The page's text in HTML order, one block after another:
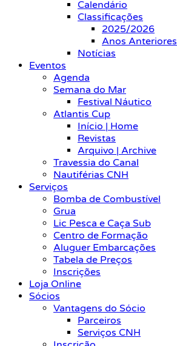
Calendário
Classificações
2025/2026
Anos Anteriores
Notícias
Eventos
Agenda
Semana do Mar
Festival Náutico
Atlantis Cup
Início | Home
Revistas
Arquivo | Archive
Travessia do Canal
Nautiférias CNH
Serviços
Bomba de Combustível
Grua
Lic Pesca e Caça Sub
Centro de Formação
Aluguer Embarcações
Tabela de Preços
Inscrições
Loja Online
Sócios
Vantagens do Sócio
Parceiros
Serviços CNH